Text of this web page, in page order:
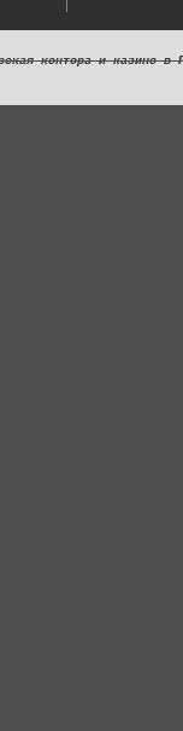
контора и казино в